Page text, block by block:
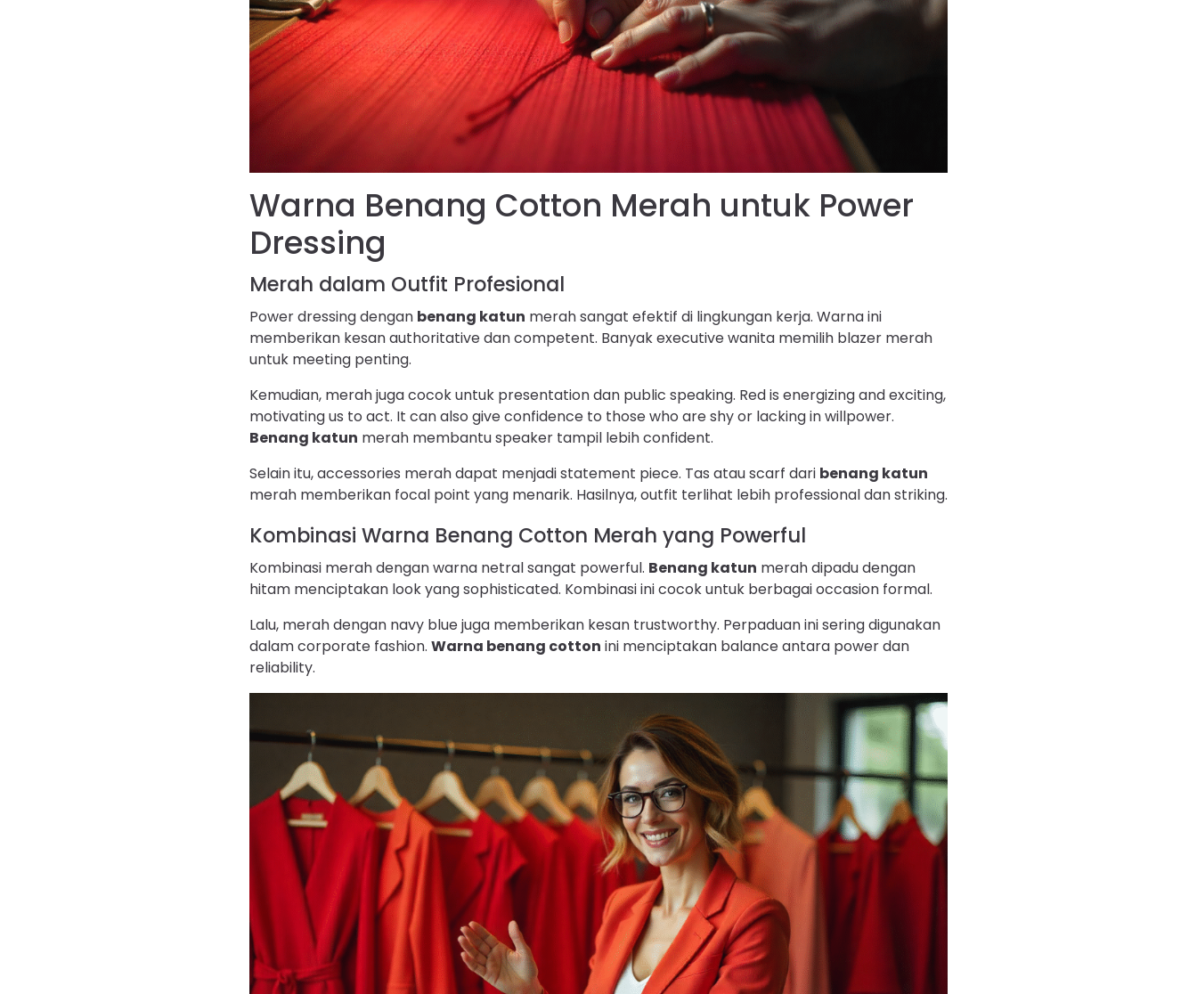
Warna Benang Cotton Merah untuk Power
Dressing
Merah dalam Outfit Profesional
Power dressing dengan benang katun merah sangat efektif di lingkungan kerja. Warna ini
memberikan kesan authoritative dan competent. Banyak executive wanita memilih blazer merah
untuk meeting penting.
Kemudian, merah juga cocok untuk presentation dan public speaking. Red is energizing and exciting,
motivating us to act. It can also give confidence to those who are shy or lacking in willpower.
Benang katun merah membantu speaker tampil lebih confident.
Selain itu, accessories merah dapat menjadi statement piece. Tas atau scarf dari benang katun
merah memberikan focal point yang menarik. Hasilnya, outfit terlihat lebih professional dan striking.
Kombinasi Warna Benang Cotton Merah yang Powerful
Kombinasi merah dengan warna netral sangat powerful. Benang katun merah dipadu dengan
hitam menciptakan look yang sophisticated. Kombinasi ini cocok untuk berbagai occasion formal.
Lalu, merah dengan navy blue juga memberikan kesan trustworthy. Perpaduan ini sering digunakan
dalam corporate fashion. Warna benang cotton ini menciptakan balance antara power dan
reliability.